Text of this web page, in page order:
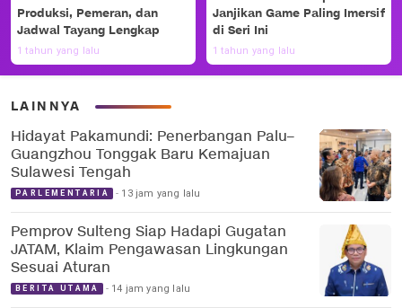
Produksi, Pemeran, dan
Jadwal Tayang Lengkap
1 tahun yang lalu
Janjikan Game Paling Imersif
di Seri Ini
1 tahun yang lalu
LAINNYA
Hidayat Pakamundi: Penerbangan Palu–
Guangzhou Tonggak Baru Kemajuan
Sulawesi Tengah
PARLEMENTARIA 13 jam yang lalu
Pemprov Sulteng Siap Hadapi Gugatan
JATAM, Klaim Pengawasan Lingkungan
Sesuai Aturan
BERITA UTAMA 14 jam yang lalu